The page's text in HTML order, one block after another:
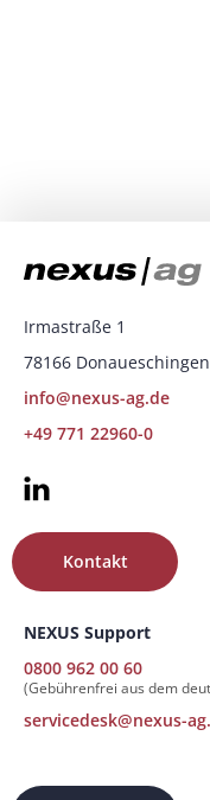
Irmastraße 1
78166 Donaueschingen
info@nexus-ag.de
+49 771 22960-0
NEXUS Support
0800 962 00 60
(Gebührenfrei aus dem
servicedesk@nexus-
Kontakt